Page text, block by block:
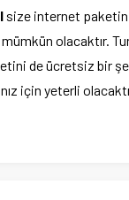
size internet
olacaktır.
de ücretsiz bir
için yeterli